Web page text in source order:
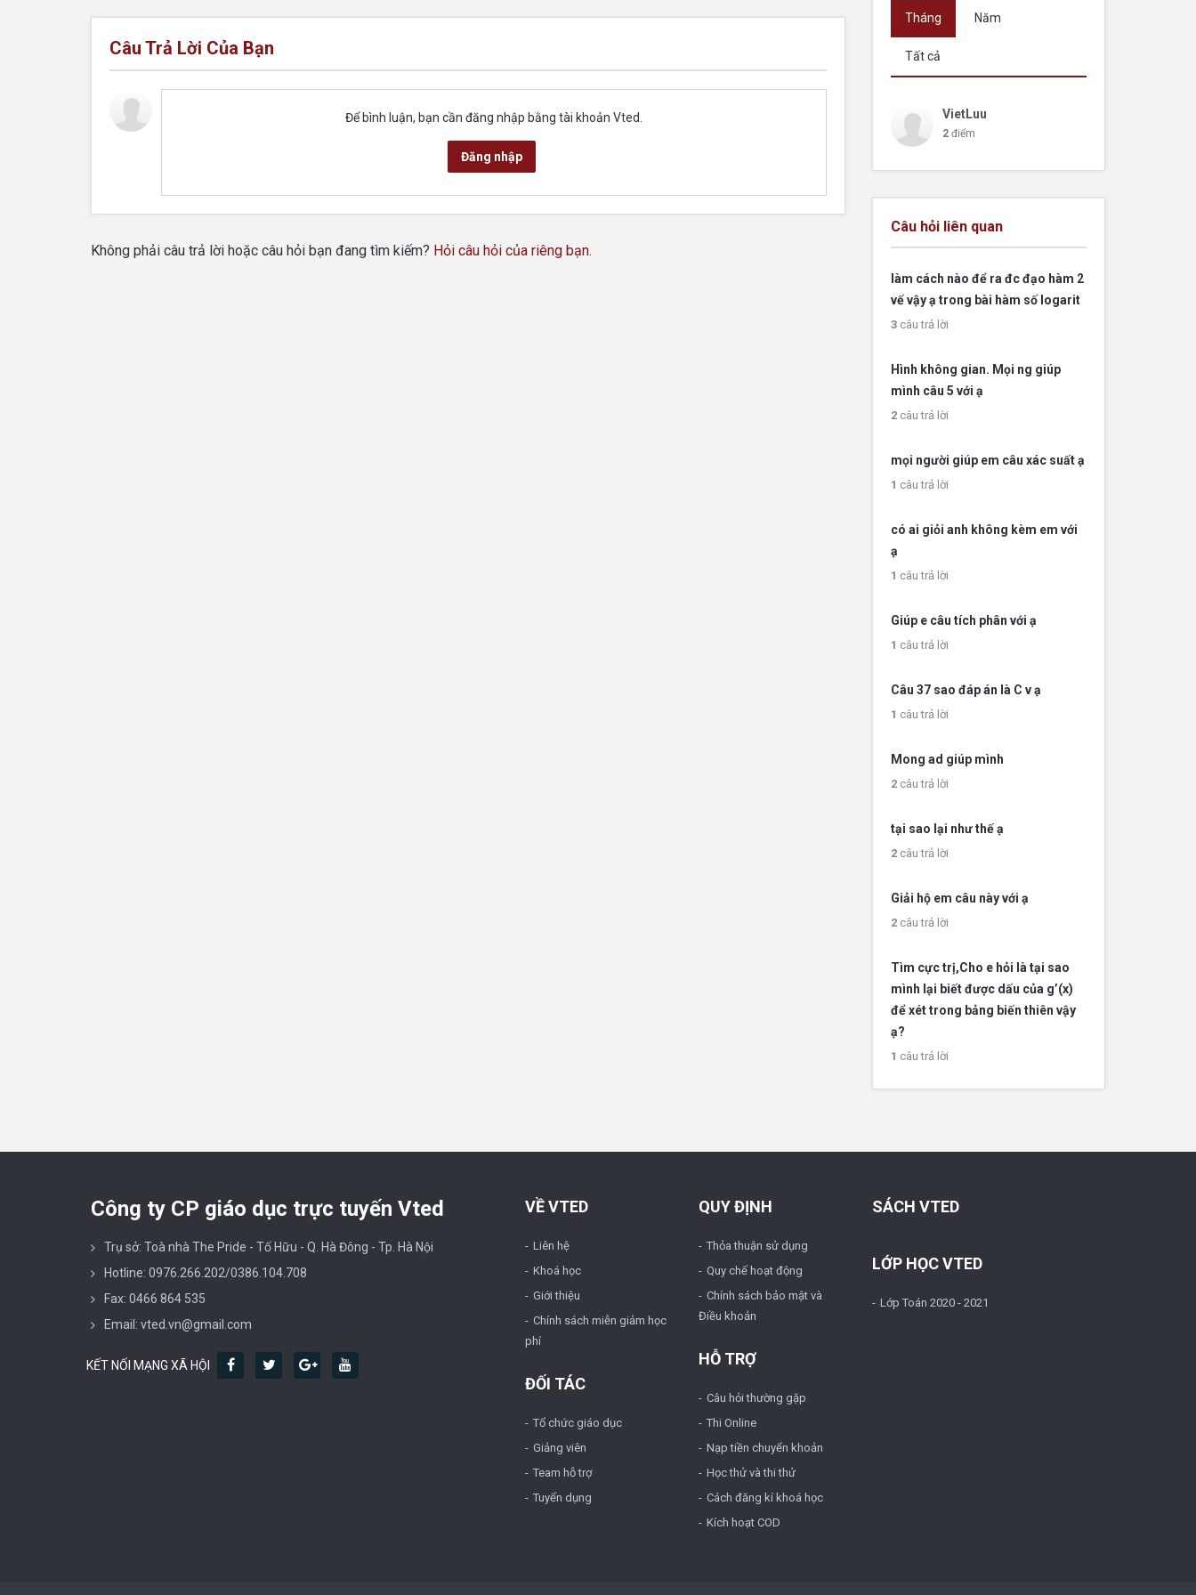
Câu Trả Lời Của Bạn
Để bình luận, bạn cần đăng nhập bằng tài khoản Vted.
Đăng nhập
Không phải câu trả lời hoặc câu hỏi bạn đang tìm kiếm? Hỏi câu hỏi của riêng bạn.
Tháng Năm
Tất cả
VietLuu
2điểm
Câu hỏi liên quan
làm cách nào để ra đc đạo hàm 2
vế vậy ạ trong bài hàm số logarit
3câu trả lời
Hình không gian. Mọi ng giúp
mình câu 5 với ạ
2câu trả lời
mọi người giúp em câu xác suất ạ
1 câu trả lời
có ai giỏi anh không kèm em với
ạ
1 câu trả lời
Giúp e câu tích phân với ạ
1 câu trả lời
Câu 37 sao đáp án là C v ạ
1 câu trả lời
Mong ad giúp mình
2câu trả lời
tại sao lại như thế ạ
2câu trả lời
Giải hộ em câu này với ạ
2câu trả lời
Tìm cực trị,Cho e hỏi là tại sao
mình lại biết được dấu của g’(x)
để xét trong bảng biến thiên vậy
ạ?
1 câu trả lời
Công ty CP giáo dục trực tuyến Vted
Trụ sở: Toà nhà The Pride - Tố Hữu - Q. Hà Đông - Tp. Hà Nội
Hotline: 0976.266.202/0386.104.708
Fax: 0466 864 535
Email: vted.vn@gmail.com
KẾT NỐI MẠNG XÃ HỘI
VỀ VTED
Liên hệ
Khoá học
Giới thiệu
Chính sách miễn giảm học
phí
ĐỐI TÁC
Tổ chức giáo dục
Giảng viên
Team hỗ trợ
Tuyển dụng
QUY ĐỊNH
Thỏa thuận sử dụng
Quy chế hoạt động
Chính sách bảo mật và
Điều khoản
HỖ TRỢ
Câu hỏi thường gặp
Thi Online
Nạp tiền chuyển khoản
Học thử và thi thử
Cách đăng kí khoá học
Kích hoạt COD
SÁCH VTED
LỚP HỌC VTED
Lớp Toán 2020 - 2021